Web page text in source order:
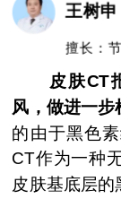
王树申
擅长：
皮肤CT报
风，做进一步
的由于黑色
CT作为一种
皮肤基底层